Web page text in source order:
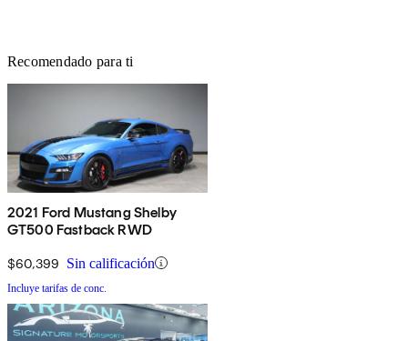
Recomendado para ti
2021 Ford Mustang Shelby
GT500 Fastback RWD
$60,399 Sin calificación
Incluye tarifas de conc.